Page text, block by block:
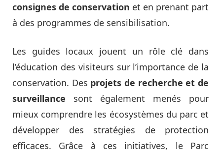
consignes de conservation et en prenant part
à des programmes de sensibilisation.
Les guides locaux jouent un rôle clé dans
l’éducation des visiteurs sur l’importance de la
conservation. Des projets de recherche et de
surveillance sont également menés pour
mieux comprendre les écosystèmes du parc et
développer des stratégies de protection
efficaces. Grâce à ces initiatives, le Parc